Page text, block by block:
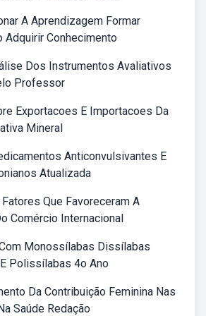
A Aprendizagem Formar
Adquirir Conhecimento
Dos Instrumentos Avaliativos
Professor
Exportacoes E Importacoes Da
Mineral
Anticonvulsivantes E
Atualizada
Que Favoreceram A
Comércio Internacional
Monossílabas Dissílabas
Polissílabas 4o Ano
Da Contribuição Feminina Nas
Saúde Redação